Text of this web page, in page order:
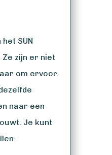
SUN
zijn er niet
om ervoor
naar een
Je kunt